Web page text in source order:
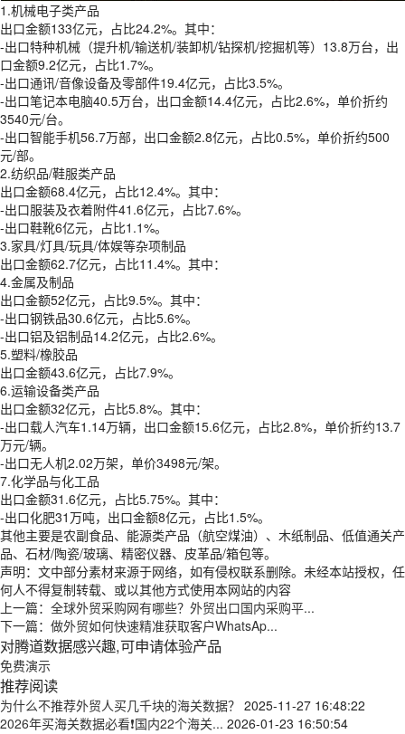
1.机械电子类产品
出口金额133亿元，占比24.2%。其中：
-出口特种机械（提升机/输送机/装卸机/钻探机/挖掘机等）13.8万台，出
口金额9.2亿元，占比1.7%。
-出口通讯/音像设备及零部件19.4亿元，占比3.5%。
-出口笔记本电脑40.5万台，出口金额14.4亿元，占比2.6%，单价折约
3540元/台。
-出口智能手机56.7万部，出口金额2.8亿元，占比0.5%，单价折约500
元/部。
2.纺织品/鞋服类产品
出口金额68.4亿元，占比12.4%。其中：
-出口服装及衣着附件41.6亿元，占比7.6%。
-出口鞋靴6亿元，占比1.1%。
3.家具/灯具/玩具/体娱等杂项制品
出口金额62.7亿元，占比11.4%。其中：
4.金属及制品
出口金额52亿元，占比9.5%。其中：
-出口钢铁品30.6亿元，占比5.6%。
-出口铝及铝制品14.2亿元，占比2.6%。
5.塑料/橡胶品
出口金额43.6亿元，占比7.9%。
6.运输设备类产品
出口金额32亿元，占比5.8%。其中：
-出口载人汽车1.14万辆，出口金额15.6亿元，占比2.8%，单价折约13.7
万元/辆。
-出口无人机2.02万架，单价3498元/架。
7.化学品与化工品
出口金额31.6亿元，占比5.75%。其中：
-出口化肥31万吨，出口金额8亿元，占比1.5%。
其他主要是农副食品、能源类产品（航空煤油）、木纸制品、低值通关产
品、石材/陶瓷/玻璃、精密仪器、皮革品/箱包等。
声明：文中部分素材来源于网络，如有侵权联系删除。未经本站授权，任
何人不得复制转载、或以其他方式使用本网站的内容
上一篇： 全球外贸采购网有哪些？外贸出口国内采购平...
下一篇： 做外贸如何快速精准获取客户WhatsAp...
对腾道数据感兴趣,可申请体验产品
免费演示
推荐阅读
为什么不推荐外贸人买几千块的海关数据？ 2025-11-27 16:48:22
2026年买海关数据必看❗国内22个海关... 2026-01-23 16:50:54